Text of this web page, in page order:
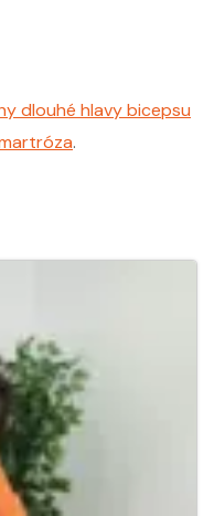
dlouhé hlavy bicepsu
.